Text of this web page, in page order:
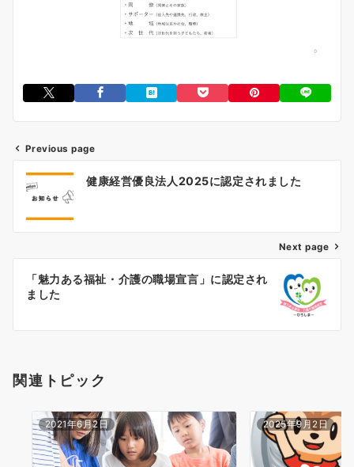
投
ナ
シ
ン
Previous page
健康経営優良法人2025に認定されました
Next page
「魅力ある福祉・介護の職場宣言」に認定され
ました
関連トピック
2021年6月2日 2025年9月2日